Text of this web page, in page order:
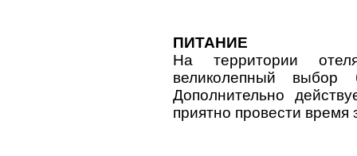
ПИТАНИЕ
На территории
великолепный выбор
Дополнительно
приятно провести